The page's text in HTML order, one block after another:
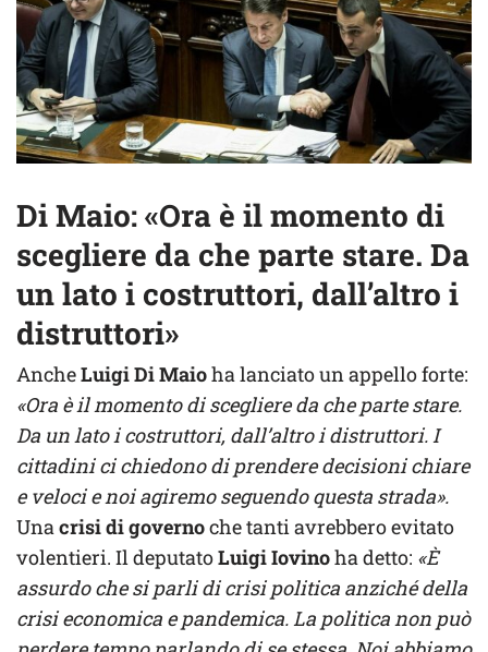
Di Maio: «Ora è il momento di
scegliere da che parte stare. Da
un lato i costruttori, dall’altro i
distruttori»
AncheLuigi Di Maioha lanciato un appello forte:
«Ora è il momento di scegliere da che parte stare.
Da un lato i costruttori, dall’altro i distruttori. I
cittadini ci chiedono di prendere decisioni chiare
e veloci e noi agiremo seguendo questa strada».
Unacrisi di governoche tanti avrebbero evitato
volentieri. Il deputatoLuigi Iovinoha detto: «È
assurdo che si parli di crisi politica anziché della
crisi economica e pandemica. La politica non può